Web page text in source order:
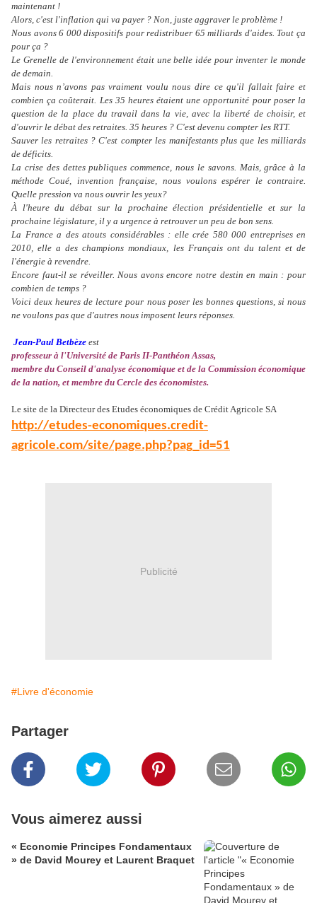
maintenant !
Alors, c'est l'inflation qui va payer ? Non, juste aggraver le problème !
Nous avons 6 000 dispositifs pour redistribuer 65 milliards d'aides. Tout ça
pour ça ?
Le Grenelle de l'environnement était une belle idée pour inventer le monde
de demain.
Mais nous n’avons pas vraiment voulu nous dire ce qu'il fallait faire et
combien ça coûterait. Les 35 heures étaient une opportunité pour poser la
question de la place du travail dans la vie, avec la liberté de choisir, et
d'ouvrir le débat des retraites. 35 heures ? C'est devenu compter les RTT.
Sauver les retraites ? C'est compter les manifestants plus que les milliards
de déficits.
La crise des dettes publiques commence, nous le savons. Mais, grâce à la
méthode Coué, invention française, nous voulons espérer le contraire.
Quelle pression va nous ouvrir les yeux?
À l'heure du débat sur la prochaine élection présidentielle et sur la
prochaine législature, il y a urgence à retrouver un peu de bon sens.
La France a des atouts considérables : elle crée 580 000 entreprises en
2010, elle a des champions mondiaux, les Français ont du talent et de
l'énergie à revendre.
Encore faut-il se réveiller. Nous avons encore notre destin en main : pour
combien de temps ?
Voici deux heures de lecture pour nous poser les bonnes questions, si nous
ne voulons pas que d'autres nous imposent leurs réponses.
Jean-Paul Betbèze est
professeur à l'Université de Paris II-Panthéon Assas,
membre du Conseil d'analyse économique et de la Commission économique
de la nation, et membre du Cercle des économistes.
Le site de la Directeur des Etudes économiques de Crédit Agricole SA
http://etudes-economiques.credit-
agricole.com/site/page.php?pag_id=51
Publicité
#Livre d'économie
Partager
Vous aimerez aussi
« Economie Principes Fondamentaux
» de David Mourey et Laurent Braquet